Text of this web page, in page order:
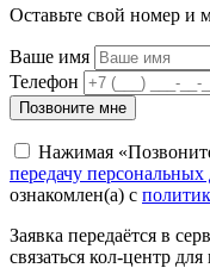
Оставьте свой номер и
Ваше имя
Телефон
Позвоните мне
Нажимая
передачу
ознакомлен(а) с
Заявка передаётся в
связаться кол-центр